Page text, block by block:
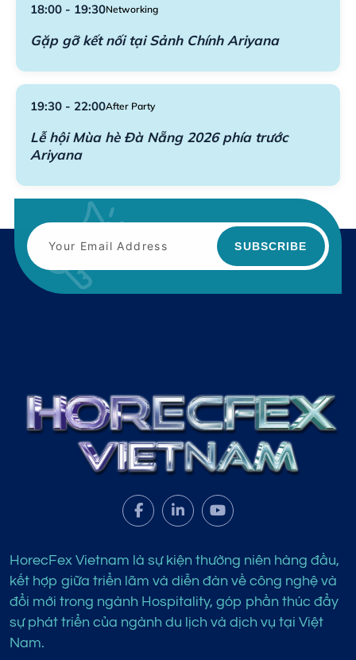
18:00 - 19:30Networking
Gặp gỡ kết nối tại Sảnh Chính Ariyana
19:30 - 22:00After Party
Lễ hội Mùa hè Đà Nẵng 2026 phía trước
Ariyana
SUBSCRIBE
HorecFex Vietnam là sự kiện thường niên hàng đầu,
kết hợp giữa triển lãm và diễn đàn về công nghệ và
đổi mới trong ngành Hospitality, góp phần thúc đẩy
sự phát triển của ngành du lịch và dịch vụ tại Việt
Nam.